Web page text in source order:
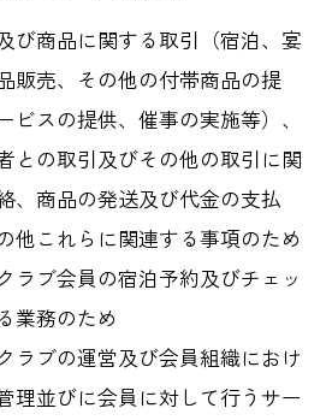
び商品に関する取引（宿泊、宴
販売、その他の付帯商品の提
ビスの提供、催事の実施等）、
との取引及びその他の取引に関
、商品の発送及び代金の支払
他これらに関連する事項のため
ラブ会員の宿泊予約及びチェッ
業務のため
ラブの運営及び会員組織におけ
理並びに会員に対して行うサー